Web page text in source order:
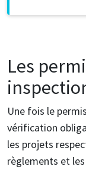
Les
Une fois le
vérification
les projets
règlements et